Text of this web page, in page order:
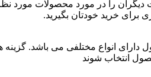
دیگران را در مورد محصولات مورد
برای خرید خودتان بگیرید.
دارای انواع مختلفی می باشد. گزینه
انتخاب شوند